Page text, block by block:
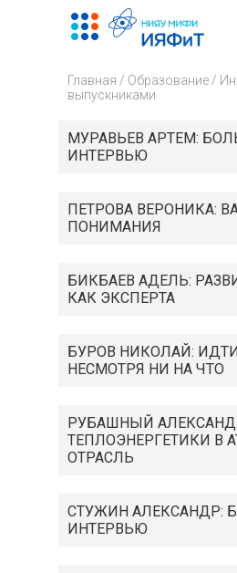
Главная / Образование /
выпускниками
МУРАВЬЕВ АРТЕМ:
ИНТЕРВЬЮ
ПЕТРОВА ВЕРОНИКА:
ПОНИМАНИЯ
БИКБАЕВ АДЕЛЬ:
КАК ЭКСПЕРТА
БУРОВ НИКОЛАЙ:
НЕСМОТРЯ НИ НА ЧТО
РУБАШНЫЙ
ТЕПЛОЭНЕРГЕТИКИ В
ОТРАСЛЬ
СТУЖИН АЛЕКСАНДР:
ИНТЕРВЬЮ